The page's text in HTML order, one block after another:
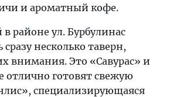
и ароматный кофе.
районе ул. Бурбулинас
несколько таверн,
внимания. Это «Савурас» и
отлично готовят свежую
специализирующаяся